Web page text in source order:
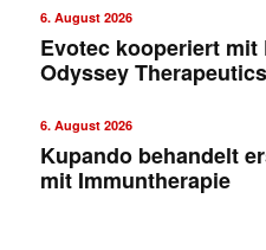
6. August 2026
Evotec kooperiert mit
Odyssey Therapeutics
6. August 2026
Kupando behandelt
mit Immuntherapie